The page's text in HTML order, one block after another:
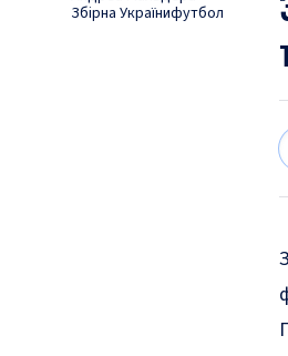
Збірна Українифутбол